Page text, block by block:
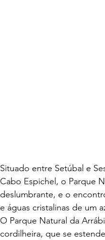
Situado entre Setúbal e
Cabo Espichel, o Parque
deslumbrante, e o
e águas cristalinas de um
O Parque Natural da
cordilheira, que se